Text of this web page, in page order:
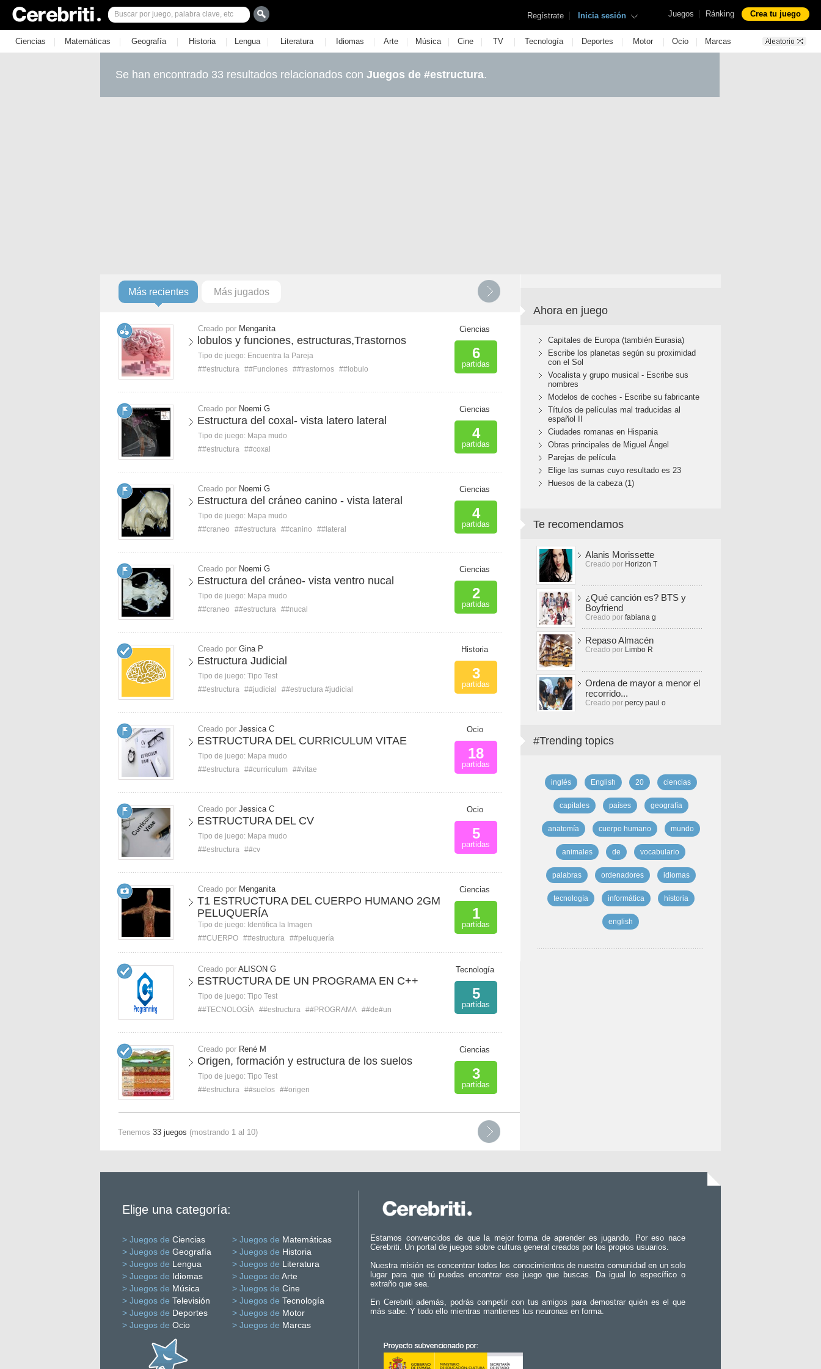
Juegos | Ránking Crea tu juego
Regístrate | Inicia sesión
Ciencias | Matemáticas | Geografía | Historia | Lengua | Literatura | Idiomas | Arte | Música | Cine | TV | Tecnología | Deportes | Motor | Ocio | Marcas
Se han encontrado 33 resultados relacionados con Juegos de #estructura.
Más recientes Más jugados
Creado por Menganita
lobulos y funciones, estructuras,Trastornos
Tipo de juego: Encuentra la Pareja
##estructura ##Funciones ##trastornos ##lobulo
Ciencias
6
partidas
Creado por Noemi G
Estructura del coxal- vista latero lateral
Tipo de juego: Mapa mudo
##estructura ##coxal
Ciencias
4
partidas
Creado por Noemi G
Estructura del cráneo canino - vista lateral
Tipo de juego: Mapa mudo
##craneo
##estructura ##canino ##lateral
Ciencias
4
partidas
Creado por Noemi G
Estructura del cráneo- vista ventro nucal
Tipo de juego: Mapa mudo
##craneo
##estructura ##nucal
Ciencias
2
partidas
Creado por Gina P
Estructura Judicial
Tipo de juego: Tipo Test
##estructura ##judicial ##estructura #judicial
Historia
3
partidas
Creado por Jessica C
ESTRUCTURA DEL CURRICULUM VITAE
Tipo de juego: Mapa mudo
##estructura ##curriculum ##vitae
Ocio
18
partidas
Creado por Jessica C
ESTRUCTURA DEL CV
Tipo de juego: Mapa mudo
##estructura ##cv
Ocio
5
partidas
Creado por Menganita
T1 ESTRUCTURA DEL CUERPO HUMANO 2GM
PELUQUERÍA
Tipo de juego: Identifica la Imagen
##CUERPO ##estructura ##peluquería
Ciencias
1
partidas
Creado por ALISON G
ESTRUCTURA DE UN PROGRAMA EN C++
Tipo de juego: Tipo Test
##TECNOLOGÍA ##estructura ##PROGRAMA ##de#un
Tecnología
5
partidas
Creado por René M
Origen, formación y estructura de los suelos
Tipo de juego: Tipo Test
##estructura ##suelos ##origen
Ciencias
3
partidas
Tenemos 33 juegos (mostrando 1 al 10)
Ahora en juego
Capitales de Europa (también Eurasia)
Escribe los planetas según su proximidad
con el Sol
Vocalista y grupo musical - Escribe sus
nombres
Modelos de coches - Escribe su fabricante
Títulos de películas mal traducidas al
español II
Ciudades romanas en Hispania
Obras principales de Miguel Ángel
Parejas de película
Elige las sumas cuyo resultado es 23
Huesos de la cabeza (1)
Te recomendamos
Alanis Morissette
Creado por Horizon T
¿Qué canción es? BTS y
Boyfriend
Creado por fabiana g
Repaso Almacén
Creado por Limbo R
Ordena de mayor a menor el
recorrido...
Creado por percy paul o
#Trending topics
inglés English 20 ciencias
capitales países geografía
anatomía cuerpo humano mundo
animales de vocabulario
palabras ordenadores idiomas
tecnología informática historia
english
Elige una categoría:
> Juegos de Ciencias > Juegos de Matemáticas
> Juegos de Geografía > Juegos de Historia
> Juegos de Lengua > Juegos de Literatura
> Juegos de Idiomas > Juegos de Arte
> Juegos de Música > Juegos de Cine
> Juegos de Televisión > Juegos de Tecnología
> Juegos de Deportes > Juegos de Motor
> Juegos de Ocio > Juegos de Marcas
Estamos convencidos de que la mejor forma de aprender es jugando. Por eso nace
Cerebriti. Un portal de juegos sobre cultura general creados por los propios usuarios.
Nuestra misión es concentrar todos los conocimientos de nuestra comunidad en un solo
lugar para que tú puedas encontrar ese juego que buscas. Da igual lo específico o
extraño que sea.
En Cerebriti además, podrás competir con tus amigos para demostrar quién es el que
más sabe. Y todo ello mientras mantienes tus neuronas en forma.